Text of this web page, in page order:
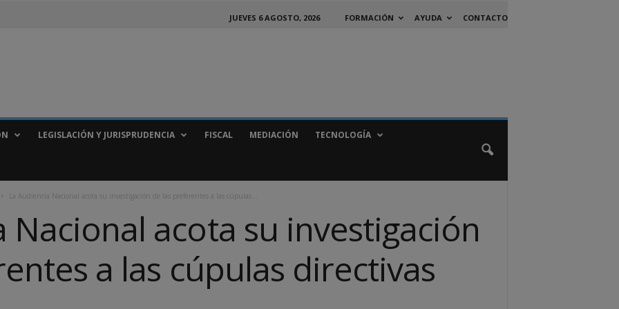
JUEVES 6 AGOSTO, 2026 FORMACIÓN AYUDA CONTACTO
LEGISLACIÓN Y JURISPRUDENCIA FISCAL MEDIACIÓN TECNOLOGÍA
La Audiencia Nacional acota su investigación de las preferentes a las cúpulas...
Nacional acota su investigación
a las cúpulas directivas